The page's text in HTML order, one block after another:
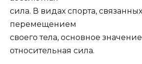
сила. В видах спорта,
перемещением
своего тела, основное
относительная сила.